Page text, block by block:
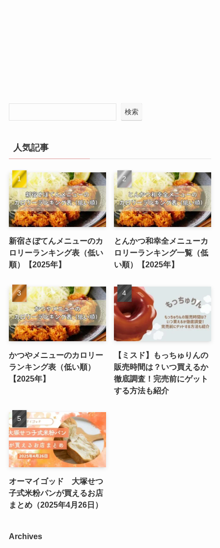
検索
人気記事
新宿さぼてんメニューのカ
ロリーランキング表（低い
順）【2025年】
とんかつ和幸全メニューカ
ロリーランキング一覧（低
い順）【2025年】
かつやメニューのカロリー
ランキング表（低い順）
【2025年】
【ミスド】もっちゅりんの
販売時間は？いつ買えるか
徹底調査！完売前にゲット
する方法も紹介
オーマイゴッド 大塚せつ
子式米粉パンが買えるお店
まとめ（2025年4月26日）
Archives